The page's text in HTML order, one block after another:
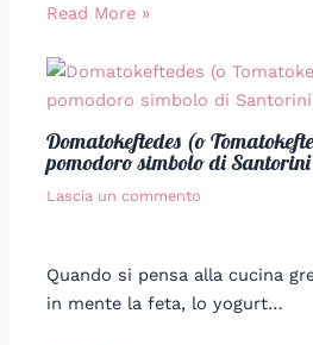
Read More »
Domatokeftedes (o
pomodoro simbolo di Santorini
Lascia un commento
Quando si pensa alla cucina
in mente la feta, lo yogurt…